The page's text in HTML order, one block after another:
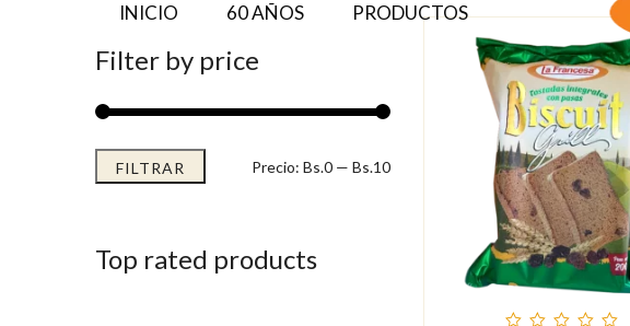
INICIO 60 AÑOS PRODUCTOS
Filter by price
Precio
Precio
FILTRAR Precio: Bs.0 — Bs.10
Top rated products